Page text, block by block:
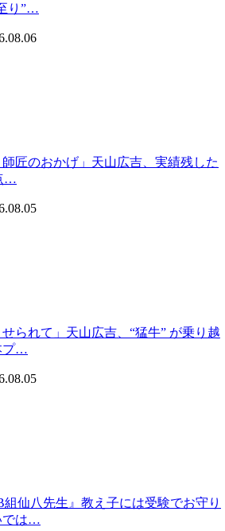
り”…
師匠のおかげ」天山広吉、実績残した
…
せられて」天山広吉、“猛牛” が乗り越
プ…
組仙八先生』教え子には受験でお守り
では…